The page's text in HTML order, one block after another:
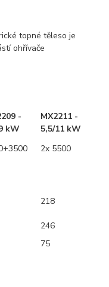
topné těleso je
ohřívače
-
kW
MX2211 -
5,5/11 kW
2x 5500
218
246
75